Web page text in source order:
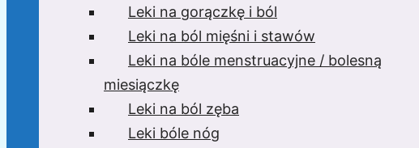
Leki na gorączkę i ból
Leki na ból mięśni i stawów
Leki na bóle menstruacyjne / bolesną
miesiączkę
Leki na ból zęba
Leki bóle nóg